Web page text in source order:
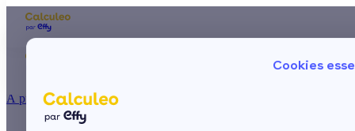
Cookies
À propos
Nos conseils